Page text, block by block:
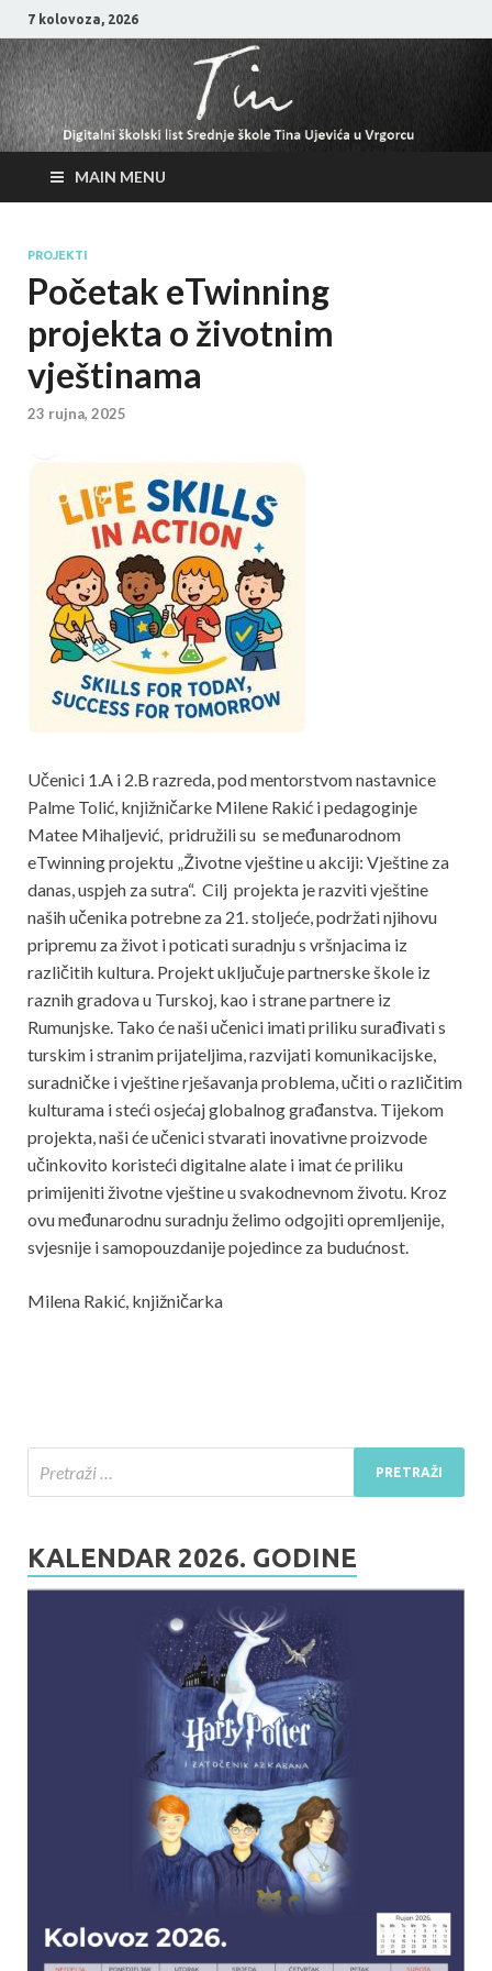
7 kolovoza, 2026
MAIN MENU
PROJEKTI
Početak eTwinning
projekta o životnim
vještinama
23 rujna, 2025
Učenici 1.A i 2.B razreda, pod mentorstvom nastavnice
Palme Tolić, knjižničarke Milene Rakić i pedagoginje
Matee Mihaljević, pridružili su se međunarodnom
eTwinning projektu „Životne vještine u akciji: Vještine za
danas, uspjeh za sutra“. Cilj projekta je razviti vještine
naših učenika potrebne za 21. stoljeće, podržati njihovu
pripremu za život i poticati suradnju s vršnjacima iz
različitih kultura. Projekt uključuje partnerske škole iz
raznih gradova u Turskoj, kao i strane partnere iz
Rumunjske. Tako će naši učenici imati priliku surađivati ​​s
turskim i stranim prijateljima, razvijati komunikacijske,
suradničke i vještine rješavanja problema, učiti o različitim
kulturama i steći osjećaj globalnog građanstva. Tijekom
projekta, naši će učenici stvarati inovativne proizvode
učinkovito koristeći digitalne alate i imat će priliku
primijeniti životne vještine u svakodnevnom životu. Kroz
ovu međunarodnu suradnju želimo odgojiti opremljenije,
svjesnije i samopouzdanije pojedince za budućnost.
Milena Rakić, knjižničarka
KALENDAR 2026. GODINE